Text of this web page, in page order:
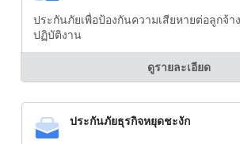
ประกันภัยเพื่อป้องกันความเสียหายต่อลูกจ้า
ปฏิบัติงาน
ดูรายละเอียด
ประกันภัยธุรกิจหยุดชะงัก